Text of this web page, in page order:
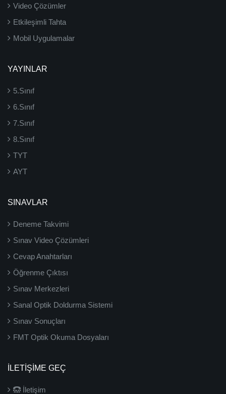
Video Çözümler
Etkileşimli Tahta
Mobil Uygulamalar
YAYINLAR
5.Sınıf
6.Sınıf
7.Sınıf
8.Sınıf
TYT
AYT
SINAVLAR
Deneme Takvimi
Sınav Video Çözümleri
Cevap Anahtarları
Öğrenme Çıktısı
Sınav Merkezleri
Sanal Optik Doldurma Sistemi
Sınav Sonuçları
FMT Optik Okuma Dosyaları
İLETIŞIME GEÇ
İletişim